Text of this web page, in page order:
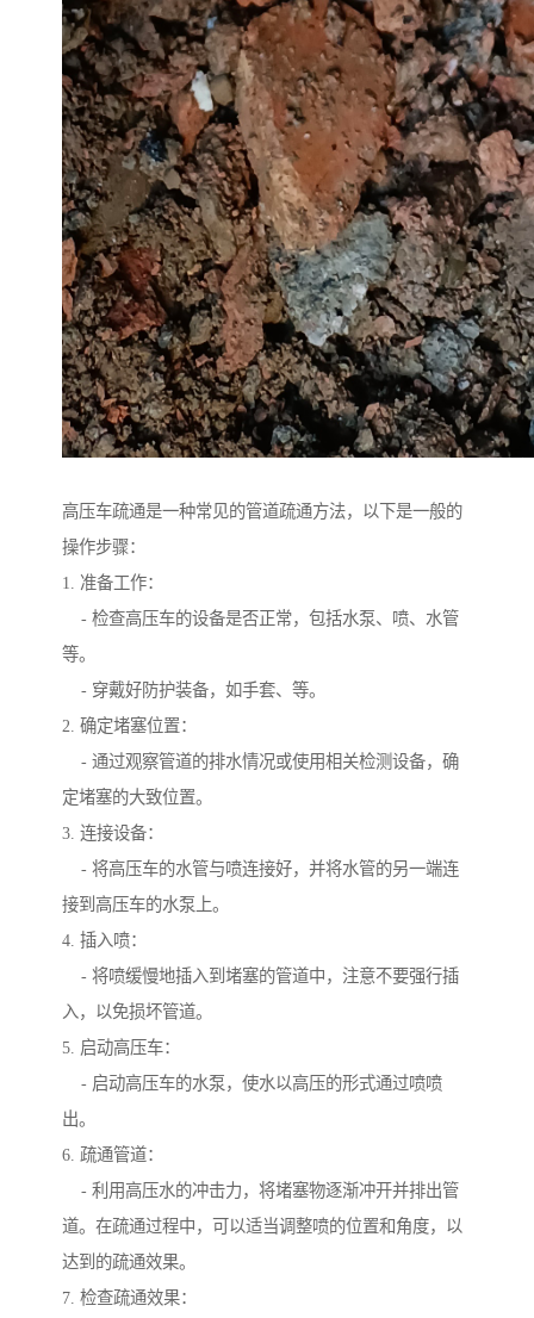
高压车疏通是一种常见的管道疏通方法，以下是一般的
操作步骤：
1. 准备工作：
- 检查高压车的设备是否正常，包括水泵、喷、水管
等。
- 穿戴好防护装备，如手套、等。
2. 确定堵塞位置：
- 通过观察管道的排水情况或使用相关检测设备，确
定堵塞的大致位置。
3. 连接设备：
- 将高压车的水管与喷连接好，并将水管的另一端连
接到高压车的水泵上。
4. 插入喷：
- 将喷缓慢地插入到堵塞的管道中，注意不要强行插
入，以免损坏管道。
5. 启动高压车：
- 启动高压车的水泵，使水以高压的形式通过喷喷
出。
6. 疏通管道：
- 利用高压水的冲击力，将堵塞物逐渐冲开并排出管
道。在疏通过程中，可以适当调整喷的位置和角度，以
达到的疏通效果。
7. 检查疏通效果：